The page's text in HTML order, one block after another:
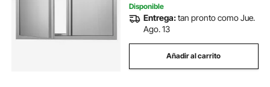
isla de acero inoxidable para cocina
antisalpicaduras cocina acero inoxidable
Disponible
Entrega:tan pronto como Jue.
Ago. 13
Añadir al carrito